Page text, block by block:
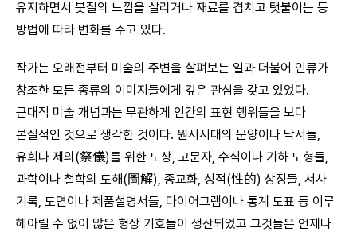
유지하면서 붓질의 느낌을 살리거나 재료를 겹치고 텃붙이는 등
방법에 따라 변화를 주고 있다.
작가는 오래전부터 미술의 주변을 살펴보는 일과 더불어 인류가
창조한 모든 종류의 이미지들에게 깊은 관심을 갖고 있었다.
근대적 미술 개념과는 무관하게 인간의 표현 행위들을 보다
본질적인 것으로 생각한 것이다. 원시시대의 문양이나 낙서들,
유희나 제의(祭儀)를 위한 도상, 고문자, 수식이나 기하 도형들,
과학이나 철학의 도해(圖解), 종교화, 성적(性的) 상징들, 서사
기록, 도면이나 제품설명서들, 다이어그램이나 통계 도표 등 이루
헤아릴 수 없이 많은 형상 기호들이 생산되었고 그것들은 언제나